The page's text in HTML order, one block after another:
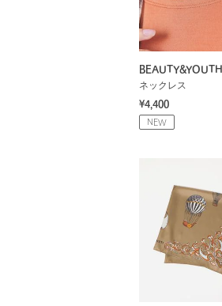
BEAUTY&YOUTH
ネックレス
¥4,400
NEW